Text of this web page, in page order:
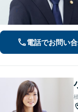
電話でお問い